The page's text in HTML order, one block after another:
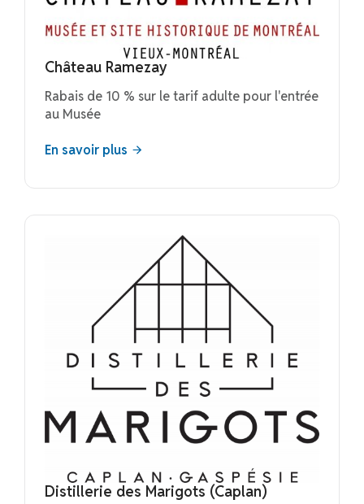
Château Ramezay
​Rabais de 10 % sur le tarif adulte pour l'entrée
au Musée
En savoir plus
Distillerie des Marigots (Caplan)